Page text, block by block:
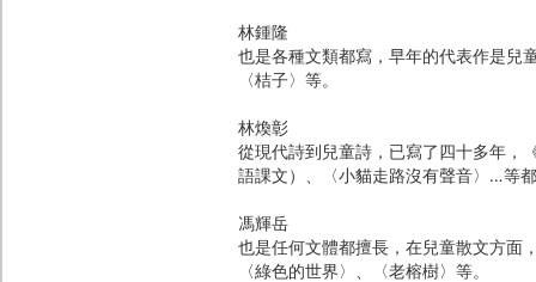
林鍾隆
也是各種文類都寫，早年的代表作是兒
〈桔子〉等。
林煥彰
從現代詩到兒童詩，已寫了四十多年，
語課文）、〈小貓走路沒有聲音〉…等
馮輝岳
也是任何文體都擅長，在兒童散文方面
〈綠色的世界〉、〈老榕樹〉等。